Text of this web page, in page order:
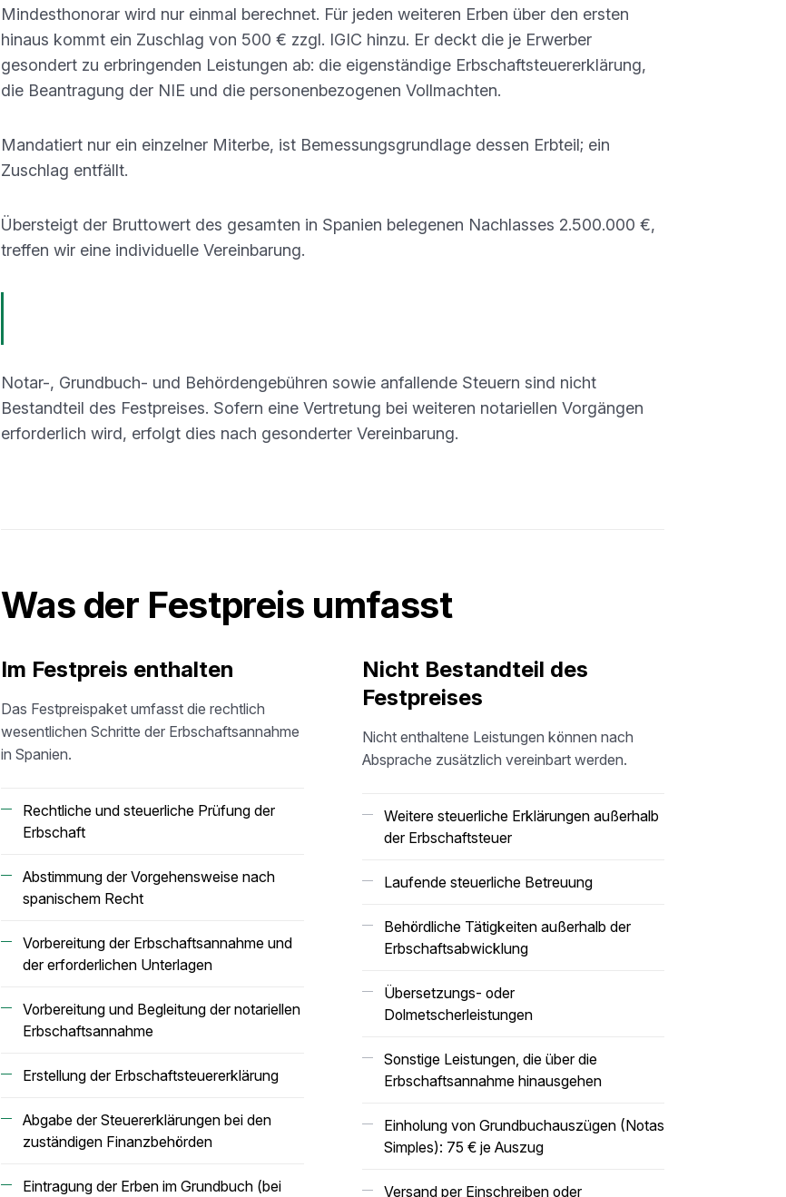
Mindesthonorar wird nur einmal berechnet. Für jeden weiteren Erben über den ersten
hinaus kommt ein Zuschlag von 500 € zzgl. IGIC hinzu. Er deckt die je Erwerber
gesondert zu erbringenden Leistungen ab: die eigenständige Erbschaftsteuererklärung,
die Beantragung der NIE und die personenbezogenen Vollmachten.
Mandatiert nur ein einzelner Miterbe, ist Bemessungsgrundlage dessen Erbteil; ein
Zuschlag entfällt.
Übersteigt der Bruttowert des gesamten in Spanien belegenen Nachlasses 2.500.000 €,
treffen wir eine individuelle Vereinbarung.
Notar-, Grundbuch- und Behördengebühren sowie anfallende Steuern sind nicht
Bestandteil des Festpreises. Sofern eine Vertretung bei weiteren notariellen Vorgängen
erforderlich wird, erfolgt dies nach gesonderter Vereinbarung.
Was der Festpreis umfasst
Im Festpreis enthalten
Das Festpreispaket umfasst die rechtlich
wesentlichen Schritte der Erbschaftsannahme
in Spanien.
Rechtliche und steuerliche Prüfung der
Erbschaft
Abstimmung der Vorgehensweise nach
spanischem Recht
Vorbereitung der Erbschaftsannahme und
der erforderlichen Unterlagen
Vorbereitung und Begleitung der notariellen
Erbschaftsannahme
Erstellung der Erbschaftsteuererklärung
Abgabe der Steuererklärungen bei den
zuständigen Finanzbehörden
Eintragung der Erben im Grundbuch (bei
Nicht Bestandteil des
Festpreises
Nicht enthaltene Leistungen können nach
Absprache zusätzlich vereinbart werden.
Weitere steuerliche Erklärungen außerhalb
der Erbschaftsteuer
Laufende steuerliche Betreuung
Behördliche Tätigkeiten außerhalb der
Erbschaftsabwicklung
Übersetzungs- oder
Dolmetscherleistungen
Sonstige Leistungen, die über die
Erbschaftsannahme hinausgehen
Einholung von Grundbuchauszügen (Notas
Simples): 75 € je Auszug
Versand per Einschreiben oder